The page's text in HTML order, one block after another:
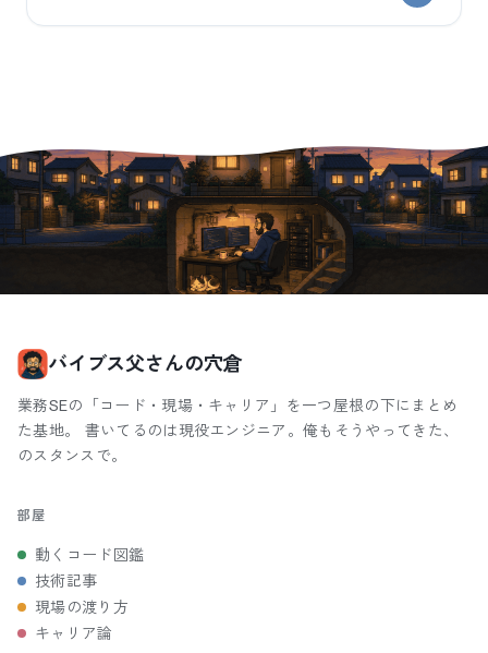
バイブス父さんの穴倉
業務SEの「コード・現場・キャリア」を一つ屋根の下にまとめ
た基地。 書いてるのは現役エンジニア。俺もそうやってきた、
のスタンスで。
部屋
動くコード図鑑
技術記事
現場の渡り方
キャリア論